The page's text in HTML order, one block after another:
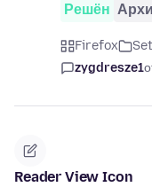
Решён
Firefox
zygdresze1
Reader View Icon